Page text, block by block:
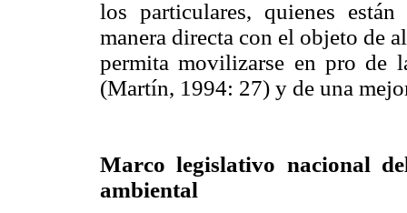
los particulares, quienes
manera directa con el objeto de
permita movilizarse en pro de
(Martín, 1994: 27) y de una
Marco legislativo nacional
ambiental